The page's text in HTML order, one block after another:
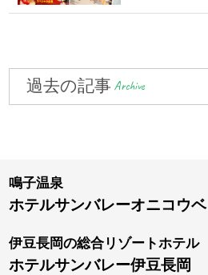
過去の記事 Archive
鳴子温泉
ホテルサンバレーオニコウベ
伊豆長岡の総合リゾートホテル
ホテルサンバレー伊豆長岡